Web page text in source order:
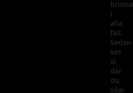
brinna
i
alla
fall.
Sedan
ses
vi
där
du
vilar